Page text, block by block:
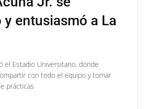
y entusiasmó a La
el Estadio Universitario, donde
con todo el equipo y tomar
prácticas